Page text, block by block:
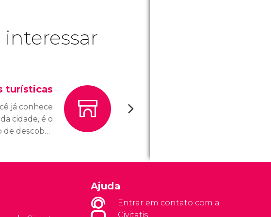
turísticas
já conhece
cidade, é o
descobrir
Ajuda
Entrar em contato com a
Civitatis